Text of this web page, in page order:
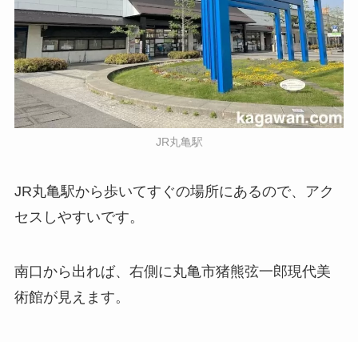
JR丸亀駅
JR丸亀駅から歩いてすぐの場所にあるので、アク
セスしやすいです。
南口から出れば、右側に丸亀市猪熊弦一郎現代美
術館が見えます。